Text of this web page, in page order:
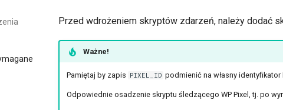
Przed wdrożeniem skryptów zdarzeń, należy dodać
Ważne!
Pamiętaj by zapis PIXEL_ID podmienić na własny identyfikator
Odpowiednie osadzenie skryptu śledzącego WP Pixel, tj. po